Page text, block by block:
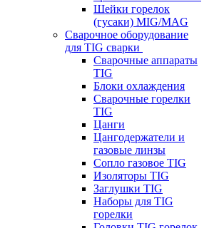
Шейки горелок
(гусаки) MIG/MAG
Сварочное оборудование
для TIG сварки
Сварочные аппараты
TIG
Блоки охлаждения
Сварочные горелки
TIG
Цанги
Цангодержатели и
газовые линзы
Сопло газовое TIG
Изоляторы TIG
Заглушки TIG
Наборы для TIG
горелки